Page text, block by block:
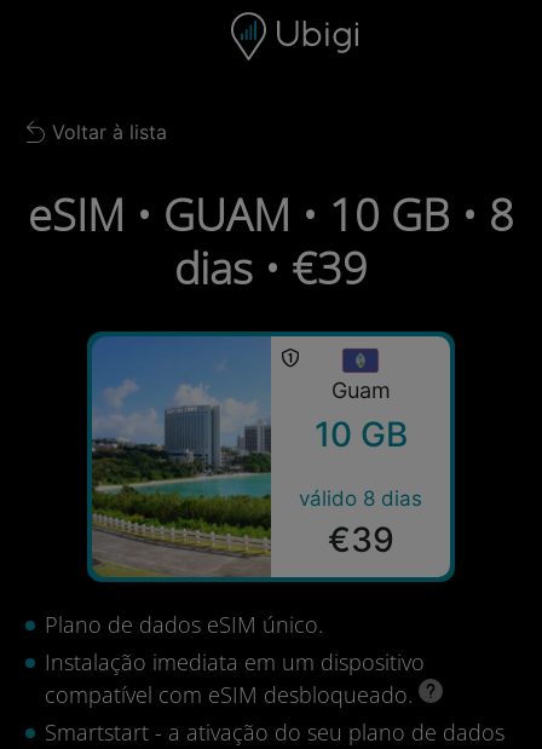
Barra de navegação
Back to list
Voltar à lista
eSIM • GUAM • 10 GB • 8
dias • €39
Guam
10 GB
válido 8 dias
€39
Plano de dados eSIM único.
Instalação imediata em um dispositivo
compatível com eSIM desbloqueado.
Smartstart - a ativação do seu plano de dados